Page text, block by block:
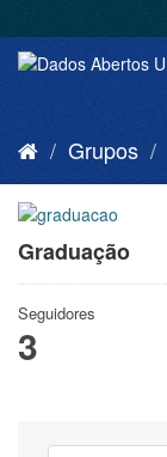
Grupos
Graduação
Seguidores
3